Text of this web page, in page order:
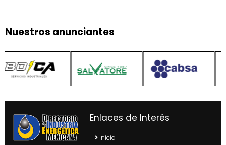
Nuestros anunciantes
Enlaces de Interés
Inicio